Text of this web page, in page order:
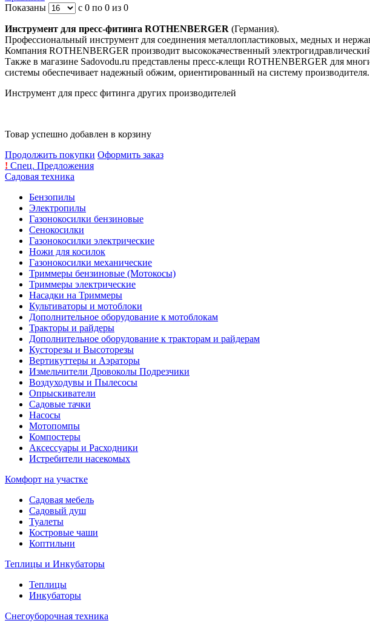
Показаны
с 0 по 0 из 0
Инструмент для пресс-фитинга ROTHENBERGER (Германия).
Профессиональный инструмент для соединения металлопластиковых, медных и
Компания ROTHENBERGER производит высококачественный
Также в магазине Sadovodu.ru представлены пресс-клещи ROTHENBERGER для
системы обеспечивает надежный обжим, ориентированный на систему производителя.
Инструмент для пресс фитинга других производителей
Товар успешно добавлен в корзину
Продолжить покупки Оформить заказ
! Спец. Предложения
Садовая техника
Бензопилы
Электропилы
Газонокосилки бензиновые
Сенокосилки
Газонокосилки электрические
Ножи для косилок
Газонокосилки механические
Триммеры бензиновые (Мотокосы)
Триммеры электрические
Насадки на Триммеры
Культиваторы и мотоблоки
Дополнительное оборудование к мотоблокам
Тракторы и райдеры
Дополнительное оборудование к тракторам и райдерам
Кусторезы и Высоторезы
Вертикуттеры и Аэраторы
Измельчители Дровоколы Подрезчики
Воздуходувы и Пылесосы
Опрыскиватели
Садовые тачки
Насосы
Мотопомпы
Компостеры
Аксессуары и Расходники
Истребители насекомых
Комфорт на участке
Садовая мебель
Садовый душ
Туалеты
Костровые чаши
Коптильни
Теплицы и Инкубаторы
Теплицы
Инкубаторы
Снегоуборочная техника